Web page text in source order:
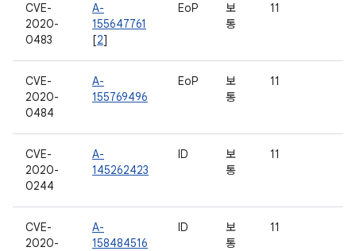
CVE-
2020-
0483
A-
155647761
[2]
EoP
보
통
11
CVE-
2020-
0484
A-
155769496
EoP
보
통
11
CVE-
2020-
0244
A-
145262423
ID
보
통
11
CVE-
2020-
A-
158484516
ID
보
통
11